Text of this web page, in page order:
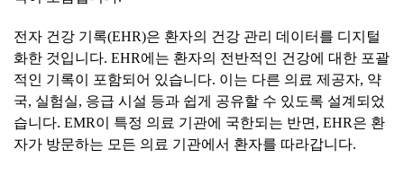
전자 건강 기록(EHR)은 환자의 건강 관리 데이터를 디지털
화한 것입니다. EHR에는 환자의 전반적인 건강에 대한 포괄
적인 기록이 포함되어 있습니다. 이는 다른 의료 제공자, 약
국, 실험실, 응급 시설 등과 쉽게 공유할 수 있도록 설계되었
습니다. EMR이 특정 의료 기관에 국한되는 반면, EHR은 환
자가 방문하는 모든 의료 기관에서 환자를 따라갑니다.